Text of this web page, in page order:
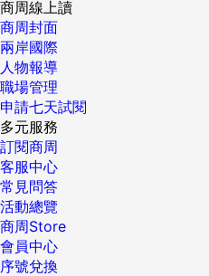
商周線上讀
商周封面
兩岸國際
人物報導
職場管理
申請七天試閱
多元服務
訂閱商周
客服中心
常見問答
活動總覽
商周Store
會員中心
序號兌換